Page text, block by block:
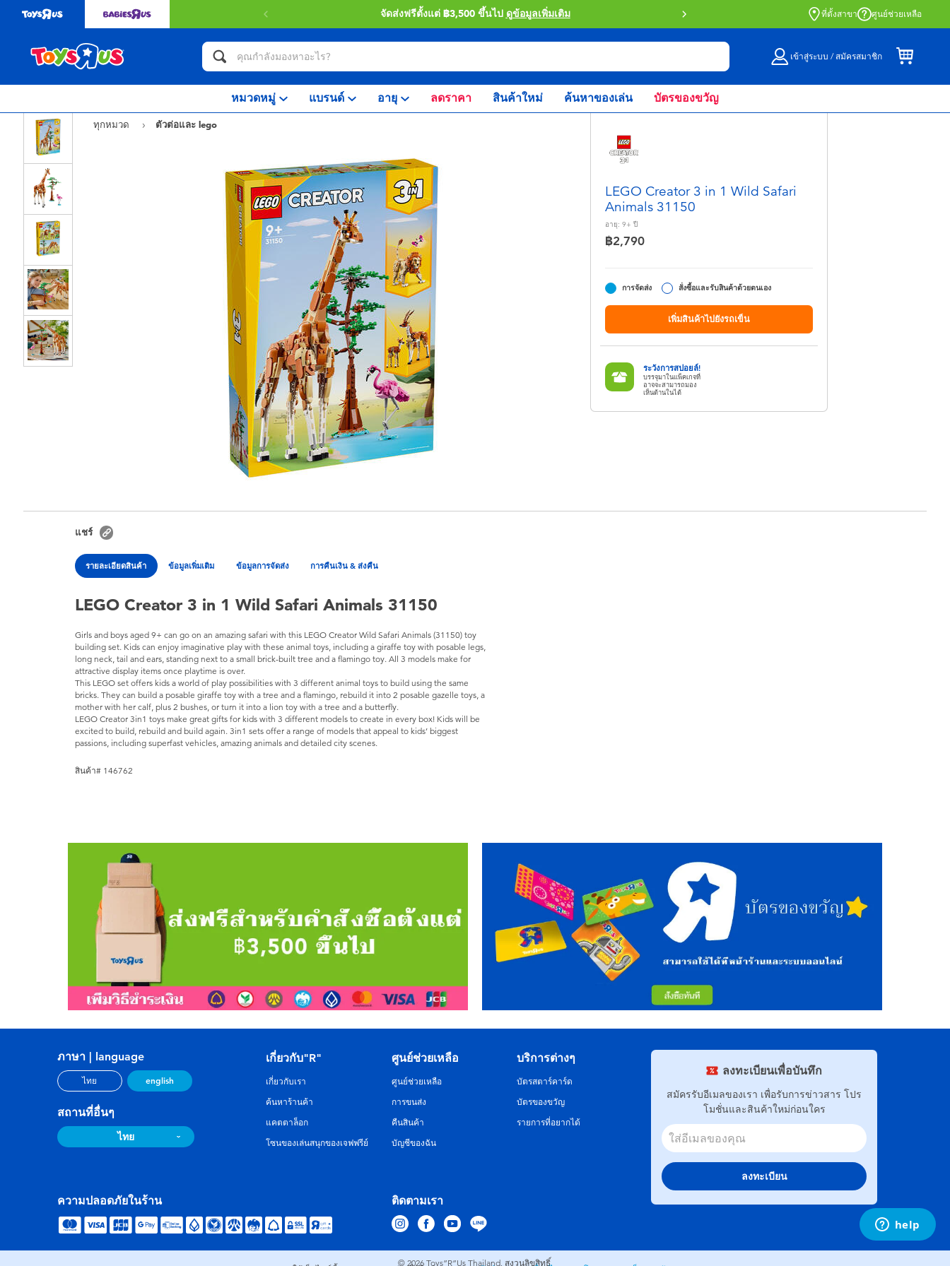
จัดส่งฟรีตั้งแต่ ฿3,500 ขึ้นไป ดูข้อมูลเพิ่มเติม สั่งซื้อออนไลน์และรับที่หน้าร้านด้วย Click
ที่ตั้งสาขา ศูนย์ช่วยเหลือ
เข้าสู่ระบบ / สมัครสมาชิก
หมวดหมู่ แบรนด์ อายุ ลดราคา สินค้าใหม่ ค้นหาของเล่น บัตรของขวัญ
ทุกหมวด ตัวต่อและ lego
LEGO Creator 3 in 1 Wild Safari
Animals 31150
อายุ: 9+ ปี
฿2,790
การจัดส่ง สั่งซื้อและรับสินค้าด้วยตนเอง
เพิ่มสินค้าไปยังรถเข็น
ระวังการสปอยล์!
บรรจุมาในแพ็คเกจที่
อาจจะสามารถมอง
เห็นด้านในได้
แชร์
รายละเอียดสินค้า ข้อมูลเพิ่มเติม ข้อมูลการจัดส่ง การคืนเงิน & ส่งคืน
LEGO Creator 3 in 1 Wild Safari Animals 31150
Girls and boys aged 9+ can go on an amazing safari with this LEGO Creator Wild Safari Animals (31150) toy
building set. Kids can enjoy imaginative play with these animal toys, including a giraffe toy with posable legs,
long neck, tail and ears, standing next to a small brick-built tree and a flamingo toy. All 3 models make for
attractive display items once playtime is over.
This LEGO set offers kids a world of play possibilities with 3 different animal toys to build using the same
bricks. They can build a posable giraffe toy with a tree and a flamingo, rebuild it into 2 posable gazelle toys, a
mother with her calf, plus 2 bushes, or turn it into a lion toy with a tree and a butterfly.
LEGO Creator 3in1 toys make great gifts for kids with 3 different models to create in every box! Kids will be
excited to build, rebuild and build again. 3in1 sets offer a range of models that appeal to kids’ biggest
passions, including superfast vehicles, amazing animals and detailed city scenes.
สินค้า# 146762
ลงทะเบียนเพื่อบันทึก
สมัครรับอีเมลของเรา เพื่อรับการข่าวสาร โปร
โมชั่นและสินค้าใหม่ก่อนใคร
ลงทะเบียน
ภาษา | language
ไทย english
สถานที่อื่นๆ
ไทย
ติดตามเรา
เกี่ยวกับ"R"
เกี่ยวกับเรา
ค้นหาร้านค้า
แคตตาล็อก
โซนของเล่นสนุกของเจฟฟรีย์
ศูนย์ช่วยเหลือ
ศูนย์ช่วยเหลือ
การขนส่ง
คืนสินค้า
บัญชีของฉัน
บริการต่างๆ
บัตรสตาร์คาร์ด
บัตรของขวัญ
รายการที่อยากได้
ความปลอดภัยในร้าน
© 2026 Toys”R”Us Thailand. สงวนลิขสิทธิ์.